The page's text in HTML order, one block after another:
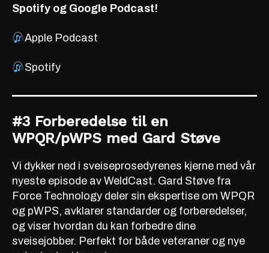
Spotify og Google Podcast!
Apple Podcast
Spotify
#3 Forberedelse til en
WPQR/pWPS med Gard Støve
Vi dykker ned i sveiseprosedyrenes kjerne med vår
nyeste episode av WeldCast. Gard Støve fra
Force Technology deler sin ekspertise om WPQR
og pWPS, avklarer standarder og forberedelser,
og viser hvordan du kan forbedre dine
sveisejobber. Perfekt for både veteraner og nye